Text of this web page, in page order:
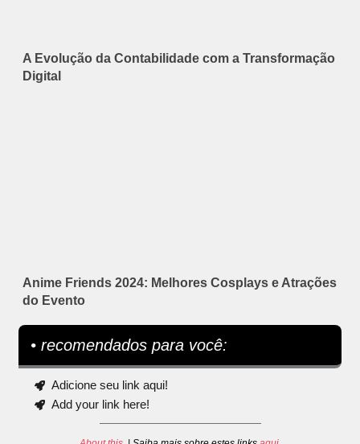
A Evolução da Contabilidade com a Transformação
Digital
Anime Friends 2024: Melhores Cosplays e Atrações
do Evento
• recomendados para você:
Adicione seu link aqui!
Add your link here!